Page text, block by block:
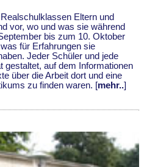
Eltern und
vor, wo und was sie während
bis zum 10. Oktober
für Erfahrungen sie
Jeder Schüler und jede
gestaltet, auf dem Informationen
über die Arbeit dort und eine
zu finden waren. [mehr..]